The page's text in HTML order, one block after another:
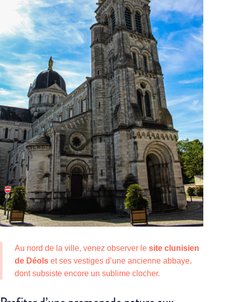
Au nord de la ville, venez observer le site clunisien
de Déols et ses vestiges d’une ancienne abbaye,
dont subsiste encore un sublime clocher.